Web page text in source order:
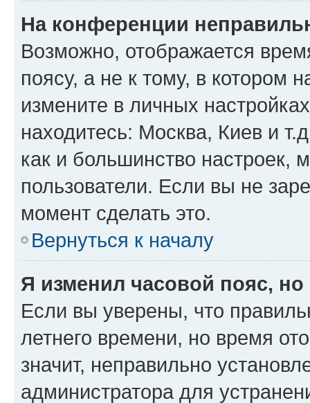
На конференции
Возможно, отображается
поясу, а не к тому, в котором
измените в личных
находитесь: Москва, Киев и
как и большинство настроек,
пользователи. Если вы не
момент сделать это.
Вернуться к началу
Я изменил часовой пояс,
Если вы уверены, что
летнего времени, но время
значит, неправильно
администратора для